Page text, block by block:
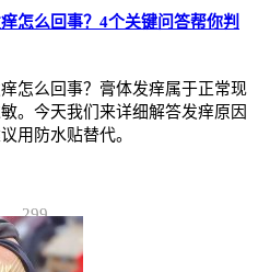
怎么回事？4个关键问答帮你判
怎么回事？膏体发痒属于正常现
。今天我们来详细解答发痒原因
用防水贴替代。
299